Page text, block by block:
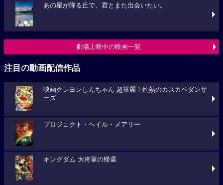
あの星が降る丘で、君とまた出会いたい。
劇場上映中の映画一覧
注目の動画配信作品
映画クレヨンしんちゃん 超華麗！灼熱のカスカベダンサ
ーズ
プロジェクト・ヘイル・メアリー
キングダム 大将軍の帰還